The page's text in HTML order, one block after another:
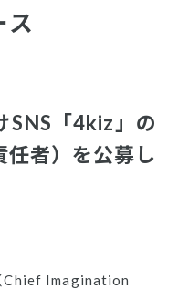
ス
SNS「4kiz」の
者）を公募し
Chief Imagination